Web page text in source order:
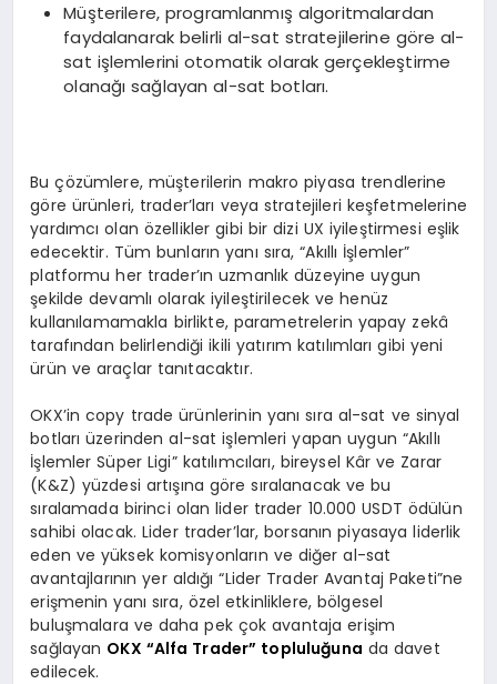
Müşterilere, programlanmış algoritmalardan
faydalanarak belirli al-sat stratejilerine göre al-
sat işlemlerini otomatik olarak gerçekleştirme
olanağı sağlayan al-sat botları.
Bu çözümlere, müşterilerin makro piyasa trendlerine
göre ürünleri, trader’ları veya stratejileri keşfetmelerine
yardımcı olan özellikler gibi bir dizi UX iyileştirmesi eşlik
edecektir. Tüm bunların yanı sıra, “Akıllı İşlemler”
platformu her trader’ın uzmanlık düzeyine uygun
şekilde devamlı olarak iyileştirilecek ve henüz
kullanılamamakla birlikte, parametrelerin yapay zekâ
tarafından belirlendiği ikili yatırım katılımları gibi yeni
ürün ve araçlar tanıtacaktır.
OKX’in copy trade ürünlerinin yanı sıra al-sat ve sinyal
botları üzerinden al-sat işlemleri yapan uygun “Akıllı
İşlemler Süper Ligi” katılımcıları, bireysel Kâr ve Zarar
(K&Z) yüzdesi artışına göre sıralanacak ve bu
sıralamada birinci olan lider trader 10.000 USDT ödülün
sahibi olacak. Lider trader’lar, borsanın piyasaya liderlik
eden ve yüksek komisyonların ve diğer al-sat
avantajlarının yer aldığı “Lider Trader Avantaj Paketi”ne
erişmenin yanı sıra, özel etkinliklere, bölgesel
buluşmalara ve daha pek çok avantaja erişim
sağlayan OKX “Alfa Trader” topluluğuna da davet
edilecek.